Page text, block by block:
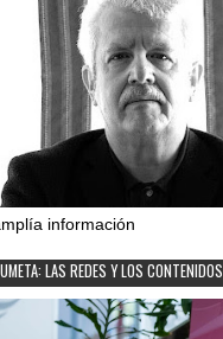
información
LAS REDES Y LOS CONTENIDOS